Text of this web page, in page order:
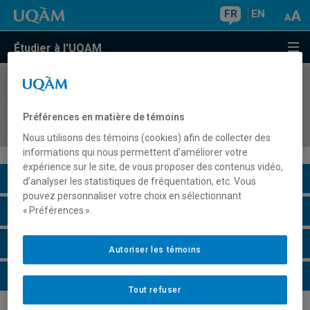
FR EN
Étudier à l'UQAM
COURS//
danse en milieu scolaire
Description du cours
Horaire - Été 2026
Horaire - Automne 2026
Horaire - Hiver 2027
Préférences en matière de témoins
Nous utilisons des témoins (cookies) afin de collecter des
informations qui nous permettent d’améliorer votre
expérience sur le site, de vous proposer des contenus vidéo,
d’analyser les statistiques de fréquentation, etc. Vous
pouvez personnaliser votre choix en sélectionnant
« Préférences ».
Tout refuser
Autoriser les témoins